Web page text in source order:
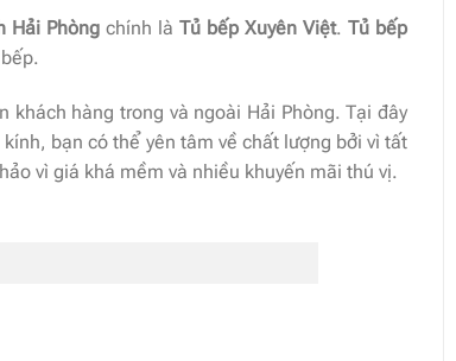
Hải Phòngchính là Tủ bếp Xuyên Việt. Tủ bếp
hàng trong và ngoài Hải Phòng. Tại đây
bạn có thể yên tâm về chất lượng bởi vì tất
vì giá khá mềm và nhiều khuyến mãi thú vị.